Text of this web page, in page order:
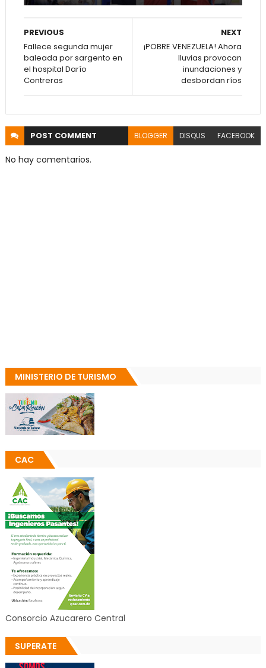
NEXT
¡POBRE VENEZUELA! Ahora
lluvias provocan
inundaciones y
desbordan ríos
PREVIOUS
Fallece segunda mujer
baleada por sargento en
el hospital Darío
Contreras
POST COMMENT BLOGGER DISQUS FACEBOOK
No hay comentarios.
MINISTERIO DE TURISMO
CAC
Consorcio Azucarero Central
SUPERATE